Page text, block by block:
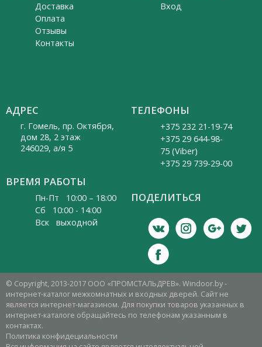
Доставка
Оплата
Отзывы
Контакты
Вход
АДРЕС
г. Гомель, пр. Октября,
дом 28, 2 этаж
246029, а/я 5
ВРЕМЯ РАБОТЫ
Пн-Пт 10:00 – 18:00
Cб 10:00 - 14:00
Вск выходной
ТЕЛЕФОНЫ
+375 232 21-19-74
+375 29 644-98-
75 (Viber)
+375 29 739-29-00
ПОДЕЛИТЬСЯ
© Copyright, 2013-2017 ООО «ПРОМСТАЛЬДРЕВ». Windoor.by -
интернет-каталог межкомнатных и входных дверей. Сайт не
является интернет-магазином. Для покупки товаров указанных в
интернет-каталоге обращайтесь по телефонам указанным в
контактах.
Политика конфидециальности